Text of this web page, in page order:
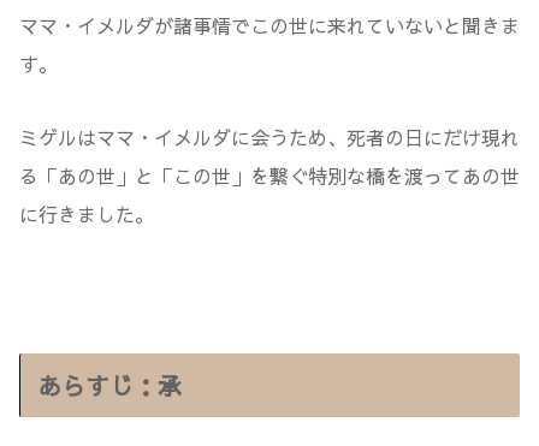
ママ・イメルダが諸事情でこの世に来れていないと聞きま
す。
ミゲルはママ・イメルダに会うため、死者の日にだけ現れ
る「あの世」と「この世」を繋ぐ特別な橋を渡ってあの世
に行きました。
あらすじ：承